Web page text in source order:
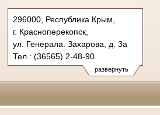
развернуть
296000, Республика Крым,
г. Красноперекопск,
ул. Генерала. Захарова, д. 3а
Тел.: (36565) 2-48-90
krasnoperekopskiy.krm@sudrf.ru